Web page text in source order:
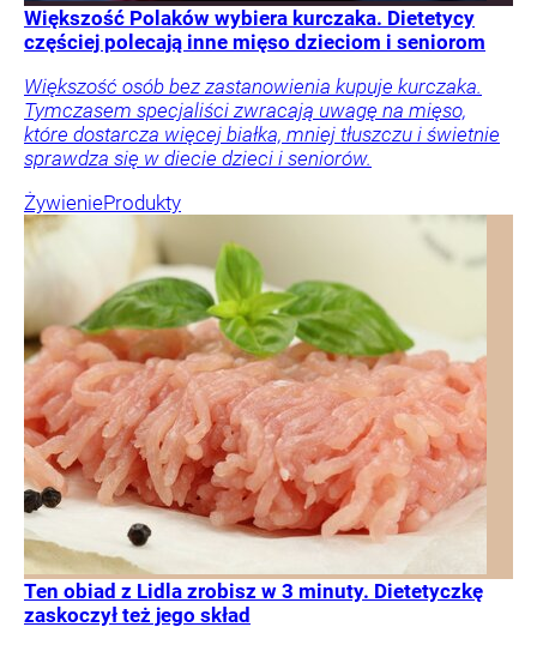
Większość Polaków wybiera kurczaka. Dietetycy
częściej polecają inne mięso dzieciom i seniorom
Większość osób bez zastanowienia kupuje kurczaka.
Tymczasem specjaliści zwracają uwagę na mięso,
które dostarcza więcej białka, mniej tłuszczu i świetnie
sprawdza się w diecie dzieci i seniorów.
ŻywienieProdukty
Ten obiad z Lidla zrobisz w 3 minuty. Dietetyczkę
zaskoczył też jego skład